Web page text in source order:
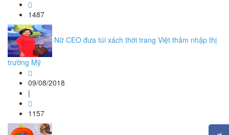
1487
Nữ CEO đưa túi xách thời trang Việt thâm nhập thị
trường Mỹ
09/08/2018
|
1157